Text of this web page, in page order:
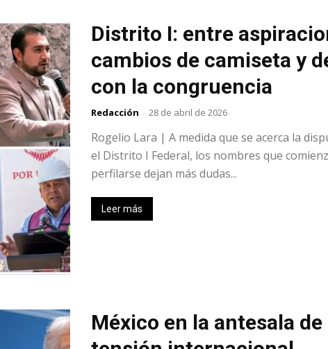
Distrito I: entre
cambios de camiseta y
con la congruencia
Redacción - 28 de abril de 2026
Rogelio Lara | A medida que se acerca la
el Distrito I Federal, los nombres que
perfilarse dejan más dudas...
Leer más
México en la antesala de